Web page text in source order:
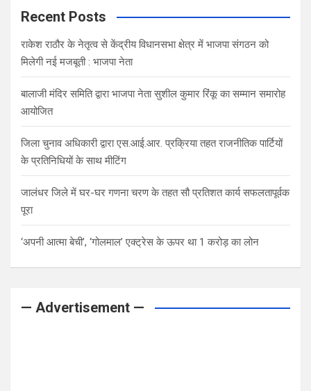
Recent Posts
राकेश राठौर के नेतृत्व से केंद्रीय विधानसभा क्षेत्र में भाजपा संगठन को
मिलेगी नई मजबूती : भाजपा नेता
बालाजी मंदिर समिति द्वारा भाजपा नेता सुशील कुमार रिंकू का सम्मान समारोह
आयोजित
जिला चुनाव अधिकारी द्वारा एस.आई.आर. प्रक्रिया तहत राजनीतिक पार्टियों
के प्रतिनिधियों के साथ मीटिंग
जालंधर जिले में घर-घर गणना चरण के तहत सौ प्रतिशत कार्य सफलतापूर्वक
पूरा
‘अपनी आत्मा बेची’, ‘गोलमाल’ एक्ट्रेस के ऊपर था 1 करोड़ का लोन
— Advertisement —